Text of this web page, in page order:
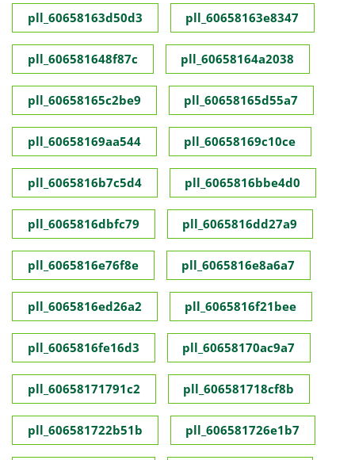
pll_60658163d50d3 pll_60658163e8347
pll_606581648f87c pll_60658164a2038
pll_60658165c2be9 pll_60658165d55a7
pll_60658169aa544 pll_60658169c10ce
pll_6065816b7c5d4 pll_6065816bbe4d0
pll_6065816dbfc79 pll_6065816dd27a9
pll_6065816e76f8e pll_6065816e8a6a7
pll_6065816ed26a2 pll_6065816f21bee
pll_6065816fe16d3 pll_60658170ac9a7
pll_60658171791c2 pll_606581718cf8b
pll_606581722b51b pll_606581726e1b7